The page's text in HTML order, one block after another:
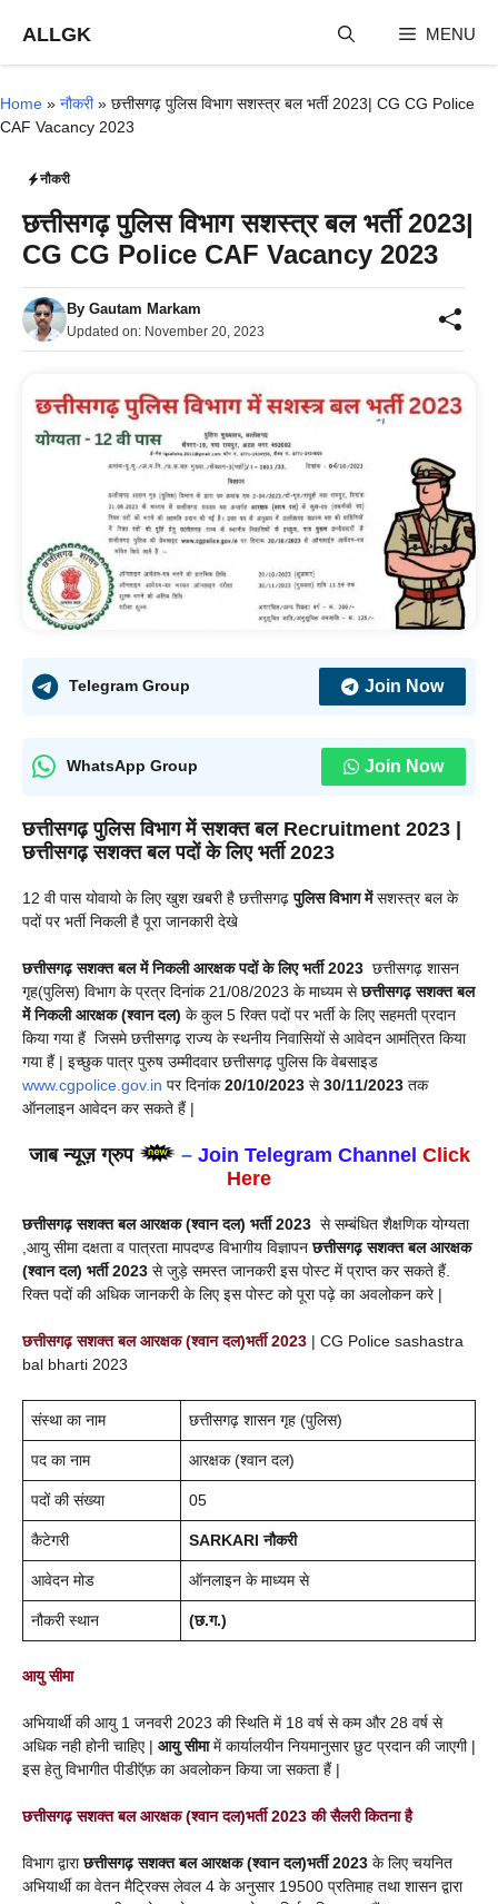
content
ALLGK MENU
Home » नौकरी» छत्तीसगढ़ पुलिस विभाग सशस्त्र बल भर्ती 2023| CG CG Police
CAF Vacancy 2023
नौकरी
छत्तीसगढ़ पुलिस विभाग सशस्त्र बल भर्ती 2023|
CG CG Police CAF Vacancy 2023
By Gautam Markam
Updated on: November 20, 2023
Telegram Group Join Now
WhatsApp Group Join Now
छत्तीसगढ़पुलिस विभाग मेंसशक्त बल Recruitment 2023 |
छत्तीसगढ़ सशक्त बल पदों के लिए भर्ती 2023
12 वी पास योवायो के लिए खुश खबरी है छत्तीसगढ़पुलिस विभाग मेंसशस्त्र बल के
पदों पर भर्ती निकली है पूरा जानकारी देखे
छत्तीसगढ़ सशक्त बल में निकली आरक्षक पदों के लिए भर्ती 2023 छत्तीसगढ़ शासन
गृह(पुलिस) विभाग के प्रत्र दिनांक 21/08/2023 के माध्यम सेछत्तीसगढ़ सशक्त बल
में निकली आरक्षक (श्वान दल) के कुल 5 रिक्त पदों पर भर्ती के लिए सहमती प्रदान
किया गया हैं जिसमे छत्तीसगढ़ राज्य के स्थनीय निवासियों से आवेदन आमंत्रित किया
गया हैं | इच्छुक पात्र पुरुष उम्मीदवार छत्तीसगढ़ पुलिस कि वेबसाइड
www.cgpolice.gov.in पर दिनांक20/10/2023 से30/11/2023 तक
ऑनलाइन आवेदन कर सकते हैं |
जाब न्यूज़ ग्रुप – Join Telegram Channel Click
Here
छत्तीसगढ़ सशक्त बल आरक्षक (श्वान दल) भर्ती2023 से सम्बंधित शैक्षणिक योग्यता
,आयु सीमा दक्षता व पात्रता मापदण्ड विभागीय विज्ञापनछत्तीसगढ़ सशक्त बल आरक्षक
(श्वान दल) भर्ती2023 से जुड़े समस्त जानकरी इस पोस्ट में प्राप्त कर सकते हैं.
रिक्त पदों की अधिक जानकरी के लिए इस पोस्ट को पूरा पढ़े का अवलोकन करे |
छत्तीसगढ़ सशक्त बल आरक्षक (श्वान दल)भर्ती 2023 | CG Police sashastra
bal bharti 2023
संस्था का नाम छत्तीसगढ़ शासन गृह (पुलिस)
पद का नाम आरक्षक (श्वान दल)
पदों की संख्या 05
कैटेगरी SARKARI नौकरी
आवेदन मोड ऑनलाइन के माध्यम से
नौकरी स्थान (छ.ग.)
आयु सीमा
अभियार्थी की आयु 1 जनवरी 2023 की स्थिति में 18 वर्ष से कम और 28 वर्ष से
अधिक नही होनी चाहिए | आयु सीमामें कार्यालयीन नियमानुसार छुट प्रदान की जाएगी |
इस हेतु विभागीत पीडीऍफ़ का अवलोकन किया जा सकता हैं |
छत्तीसगढ़ सशक्त बल आरक्षक (श्वान दल)भर्ती 2023 की सैलरी कितना है
विभाग द्वाराछत्तीसगढ़ सशक्त बल आरक्षक (श्वान दल)भर्ती2023 के लिए चयनित
अभियार्थी का वेतन मैट्रिक्स लेवल 4 के अनुसार 19500 प्रतिमाह तथा शासन द्वारा